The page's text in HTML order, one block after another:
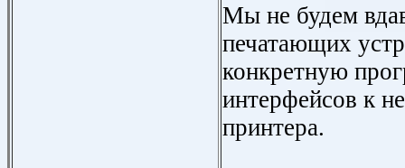
Мы не будем
печатающих
конкретную
интерфейсов к
принтера.